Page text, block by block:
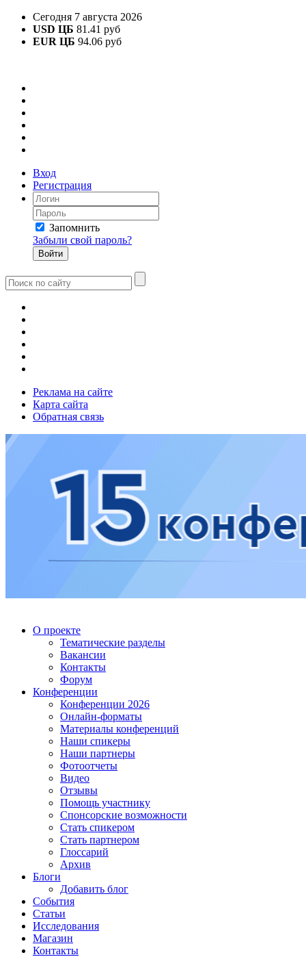
Сегодня 7 августа 2026
USD ЦБ 81.41 руб
EUR ЦБ 94.06 руб
Вход
Регистрация
Запомнить
Забыли свой пароль?
Реклама на сайте
Карта сайта
Обратная связь
О проекте
Тематические разделы
Вакансии
Контакты
Форум
Конференции
Конференции 2026
Онлайн-форматы
Материалы конференций
Наши спикеры
Наши партнеры
Фотоотчеты
Видео
Отзывы
Помощь участнику
Спонсорские возможности
Стать спикером
Стать партнером
Глоссарий
Архив
Блоги
Добавить блог
События
Статьи
Исследования
Магазин
Контакты